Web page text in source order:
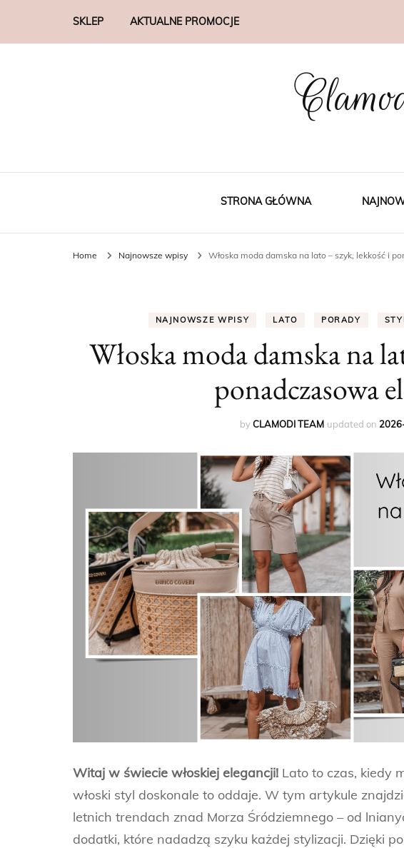
SKLEP AKTUALNE PROMOCJE
STRONA GŁÓWNA
Home Najnowsze wpisy Włoska moda damska na lato – szyk, lekkość i
NAJNOWSZE WPISY LATO PORADY
Włoska moda damska na
ponadczasowa
byCLAMODI TEAM updated on
Witaj w świecie włoskiej elegancji! Lato to czas, kiedy
włoski styl doskonale to oddaje. W tym artykule
letnich trendach znad Morza Śródziemnego – od
dodatki, które nadadzą szyku każdej stylizacji. Dzięki